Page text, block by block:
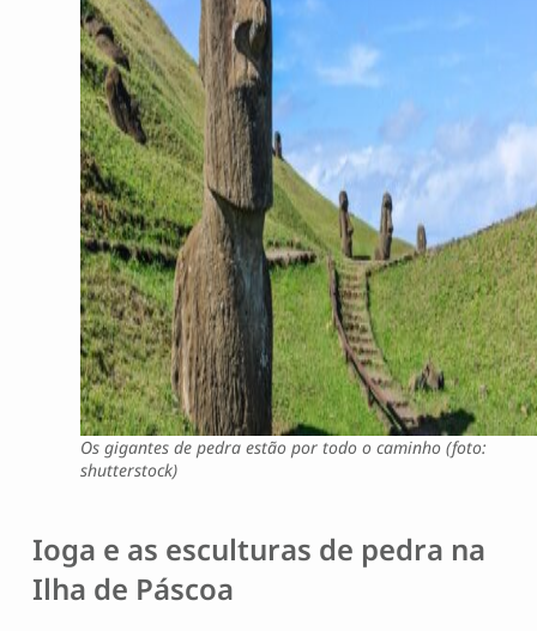
Os gigantes de pedra estão por todo o caminho (foto:
shutterstock)
Ioga e as esculturas de pedra na
Ilha de Páscoa